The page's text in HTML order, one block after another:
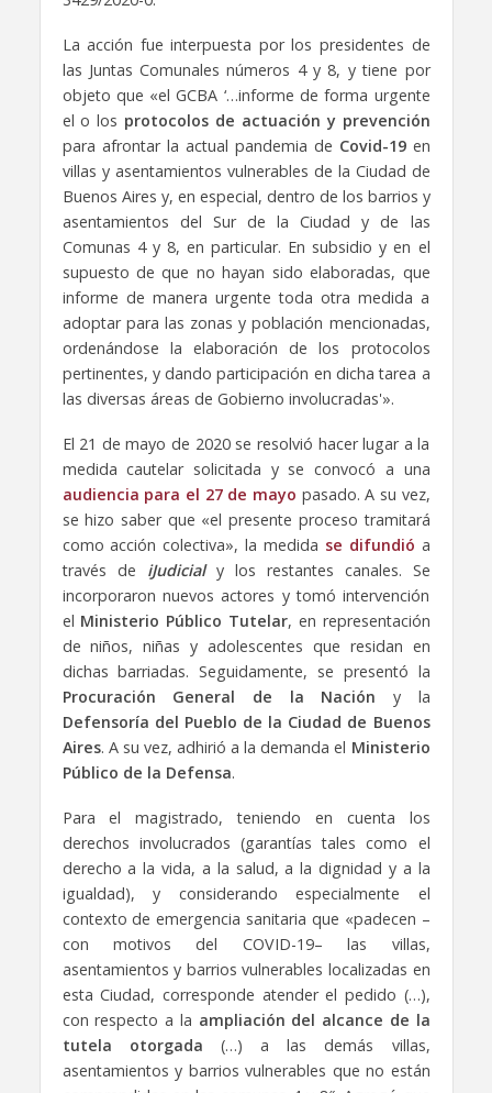
La acción fue interpuesta por los presidentes de
las Juntas Comunales números 4 y 8, y tiene por
objeto que «el GCBA ‘…informe de forma urgente
el o los protocolos de actuación y prevención
para afrontar la actual pandemia de Covid-19en
villas y asentamientos vulnerables de la Ciudad de
Buenos Aires y, en especial, dentro de los barrios y
asentamientos del Sur de la Ciudad y de las
Comunas 4 y 8, en particular. En subsidio y en el
supuesto de que no hayan sido elaboradas, que
informe de manera urgente toda otra medida a
adoptar para las zonas y población mencionadas,
ordenándose la elaboración de los protocolos
pertinentes, y dando participación en dicha tarea a
las diversas áreas de Gobierno involucradas'».
El 21 de mayo de 2020 se resolvió hacer lugar a la
medida cautelar solicitada y se convocó a una
audiencia para el 27 de mayo pasado. A su vez,
se hizo saber que «el presente proceso tramitará
como acción colectiva», la medida se difundió a
través de iJudicialy los restantes canales. Se
incorporaron nuevos actores y tomó intervención
el Ministerio Público Tutelar, en representación
de niños, niñas y adolescentes que residan en
dichas barriadas. Seguidamente, se presentó la
Procuración General de la Nación y la
Defensoría del Pueblo de la Ciudad de Buenos
Aires. A su vez, adhirió a la demanda el Ministerio
Público de la Defensa.
Para el magistrado, teniendo en cuenta los
derechos involucrados (garantías tales como el
derecho a la vida, a la salud, a la dignidad y a la
igualdad), y considerando especialmente el
contexto de emergencia sanitaria que «padecen –
con motivos del COVID-19– las villas,
asentamientos y barrios vulnerables localizadas en
esta Ciudad, corresponde atender el pedido (…),
con respecto a la ampliación del alcance de la
tutela otorgada (…) a las demás villas,
asentamientos y barrios vulnerables que no están